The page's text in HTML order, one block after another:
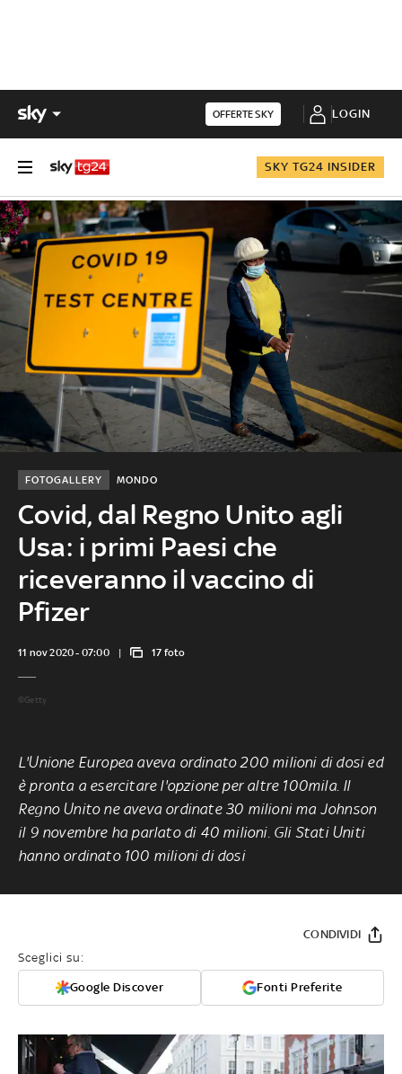
OFFERTE SKY LOGIN
SKY TG24 INSIDER
Covid, dal Regno Unito agli
Usa: i primi Paesi che
riceveranno il vaccino di
Pfizer
MONDO
FOTOGALLERY
11 nov 2020 - 07:00 17 foto
©Getty
L'Unione Europea aveva ordinato 200 milioni di dosi ed
è pronta a esercitare l'opzione per altre 100mila. Il
Regno Unito ne aveva ordinate 30 milioni ma Johnson
il 9 novembre ha parlato di 40 milioni. Gli Stati Uniti
hanno ordinato 100 milioni di dosi
Sceglici su:
Google Discover Fonti Preferite
CONDIVIDI